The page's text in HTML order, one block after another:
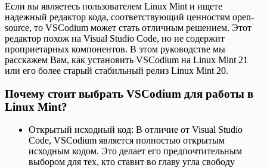
Если вы являетесь пользователем Linux Mint и ищете
надежный редактор кода, соответствующий ценностям open-
source, то VSCodium может стать отличным решением. Этот
редактор похож на Visual Studio Code, но не содержит
проприетарных компонентов. В этом руководстве мы
расскажем Вам, как установить VSCodium на Linux Mint 21
или его более старый стабильный релиз Linux Mint 20.
Почему стоит выбрать VSCodium для работы в
Linux Mint?
Открытый исходный код: В отличие от Visual Studio
Code, VSCodium является полностью открытым
исходным кодом. Это делает его предпочтительным
выбором для тех, кто ставит во главу угла свободу